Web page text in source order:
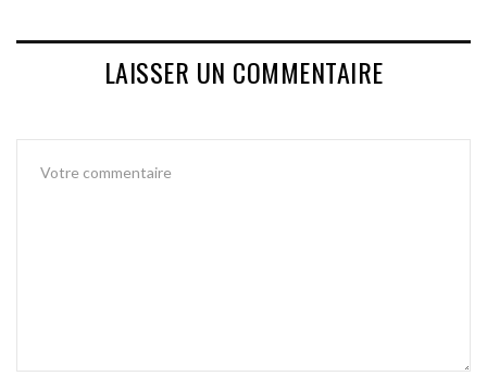
LAISSER UN COMMENTAIRE